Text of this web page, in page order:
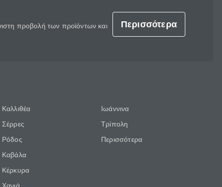
προβολή των προϊόντων και
Περισσότερα
Καλλιθέα
Σέρρες
Ρόδος
Καβάλα
Κέρκυρα
Ιωάννινα
Τρίπολη
Περισσότερα